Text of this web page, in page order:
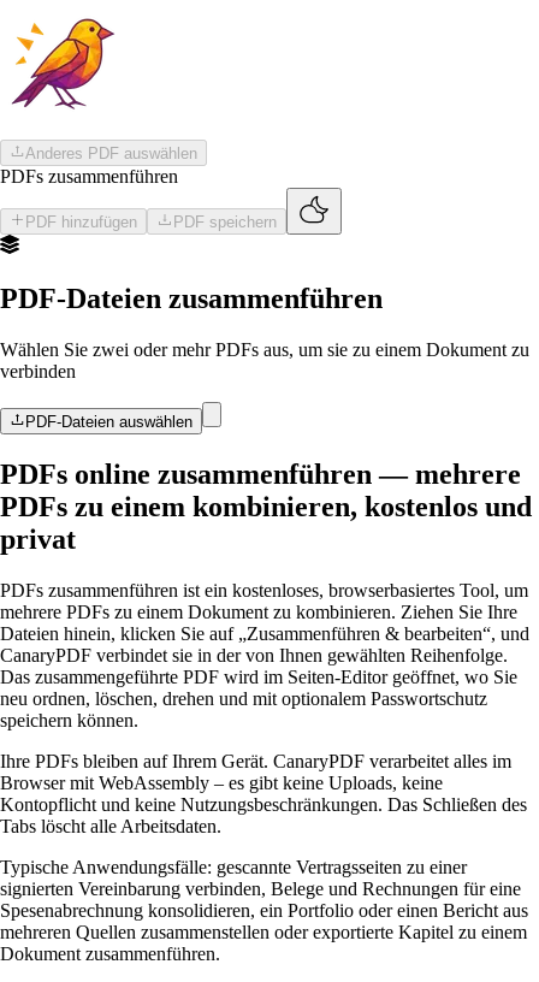
Anderes PDF auswählen
PDFs zusammenführen
PDF hinzufügen PDF speichern
PDF-Dateien zusammenführen
Wählen Sie zwei oder mehr PDFs aus, um sie zu einem Dokument zu
verbinden
PDF-Dateien auswählen
PDFs online zusammenführen — mehrere
PDFs zu einem kombinieren, kostenlos und
privat
PDFs zusammenführen ist ein kostenloses, browserbasiertes Tool, um
mehrere PDFs zu einem Dokument zu kombinieren. Ziehen Sie Ihre
Dateien hinein, klicken Sie auf „Zusammenführen & bearbeiten“, und
CanaryPDF verbindet sie in der von Ihnen gewählten Reihenfolge.
Das zusammengeführte PDF wird im Seiten-Editor geöffnet, wo Sie
neu ordnen, löschen, drehen und mit optionalem Passwortschutz
speichern können.
Ihre PDFs bleiben auf Ihrem Gerät. CanaryPDF verarbeitet alles im
Browser mit WebAssembly – es gibt keine Uploads, keine
Kontopflicht und keine Nutzungsbeschränkungen. Das Schließen des
Tabs löscht alle Arbeitsdaten.
Typische Anwendungsfälle: gescannte Vertragsseiten zu einer
signierten Vereinbarung verbinden, Belege und Rechnungen für eine
Spesenabrechnung konsolidieren, ein Portfolio oder einen Bericht aus
mehreren Quellen zusammenstellen oder exportierte Kapitel zu einem
Dokument zusammenführen.